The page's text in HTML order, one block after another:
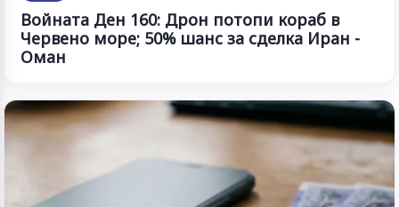
Войната Ден 160: Дрон потопи кораб в
Червено море; 50% шанс за сделка Иран -
Оман